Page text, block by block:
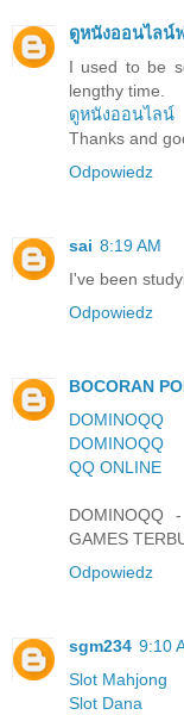
ดูหนังออนไลน์
I used to be
lengthy time.
ดูหนังออนไลน์
Thanks and
Odpowiedz
sai 8:19 AM
I've been
Odpowiedz
BOCORAN
DOMINOQQ
DOMINOQQ
QQ ONLINE
DOMINOQQ
GAMES
Odpowiedz
sgm234 9:10
Slot Mahjong
Slot Dana